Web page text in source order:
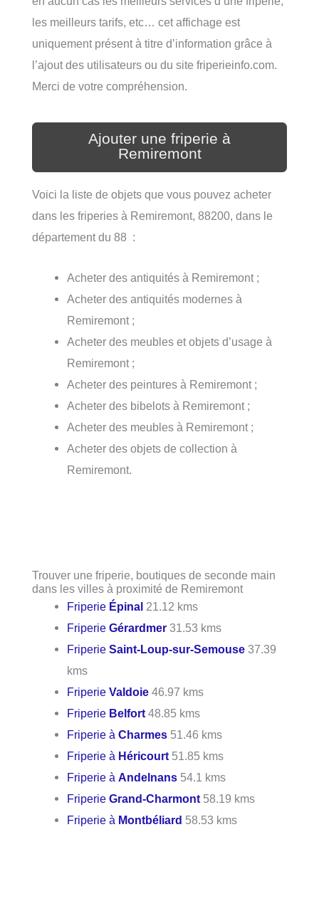
les meilleurs tarifs, etc… cet affichage est
uniquement présent à titre d’information grâce à
l’ajout des utilisateurs ou du site friperieinfo.com.
Merci de votre compréhension.
Ajouter une friperie à
Remiremont
Voici la liste de objets que vous pouvez acheter
dans les friperies à Remiremont, 88200, dans le
département du 88 :
Acheter des antiquités à Remiremont ;
Acheter des antiquités modernes à
Remiremont ;
Acheter des meubles et objets d’usage à
Remiremont ;
Acheter des peintures à Remiremont ;
Acheter des bibelots à Remiremont ;
Acheter des meubles à Remiremont ;
Acheter des objets de collection à
Remiremont.
Trouver une friperie, boutiques de seconde main
dans les villes à proximité de Remiremont
Friperie Épinal 21.12 kms
FriperieGérardmer 31.53 kms
FriperieSaint-Loup-sur-Semouse 37.39
kms
FriperieValdoie 46.97 kms
Friperie Belfort 48.85 kms
Friperie àCharmes 51.46 kms
Friperie à Héricourt 51.85 kms
Friperie àAndelnans 54.1 kms
FriperieGrand-Charmont 58.19 kms
Friperie à Montbéliard 58.53 kms